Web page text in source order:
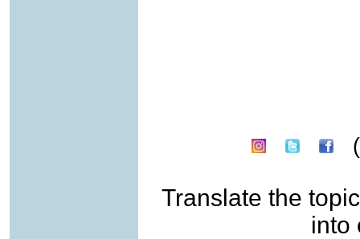
Translate the topic
into